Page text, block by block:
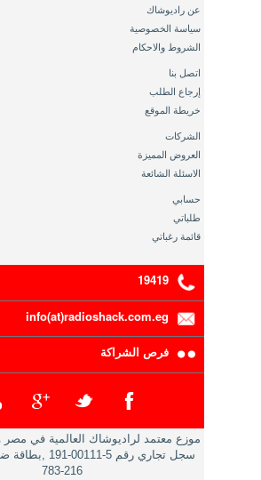
عن راديوشاك
سياسة الخصوصية
الشروط والاحكام
اتصل بنا
إرجاع الطلب
خريطة الموقع
الشركات
العروض المميزة
الاسئلة الشائعة
حسابي
طلباتي
قائمة رغباتي
19419
info(at)radioshack.com.eg
فرص الشراكة
موزع معتمد لراديوشاك العالمية في
216-783